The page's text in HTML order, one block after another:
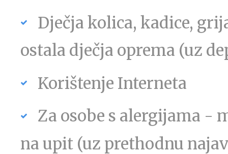
Dječja kolica, kadice,
ostala dječja oprema (uz
Korištenje Interneta
Za osobe s alergijama -
na upit (uz prethodnu